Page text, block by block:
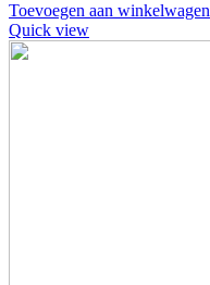
Toevoegen aan winkelwagen
Quick view